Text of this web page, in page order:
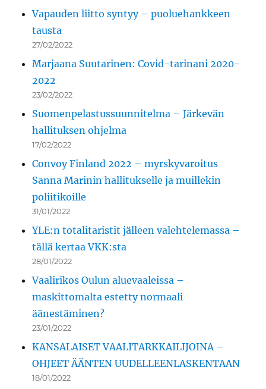
Vapauden liitto syntyy – puoluehankkeen
tausta
27/02/2022
Marjaana Suutarinen: Covid-tarinani 2020-
2022
23/02/2022
Suomenpelastussuunnitelma – Järkevän
hallituksen ohjelma
17/02/2022
Convoy Finland 2022 – myrskyvaroitus
Sanna Marinin hallitukselle ja muillekin
poliitikoille
31/01/2022
YLE:n totalitaristit jälleen valehtelemassa –
tällä kertaa VKK:sta
28/01/2022
Vaalirikos Oulun aluevaaleissa –
maskittomalta estetty normaali
äänestäminen?
23/01/2022
KANSALAISET VAALITARKKAILIJOINA –
OHJEET ÄÄNTEN UUDELLEENLASKENTAAN
18/01/2022